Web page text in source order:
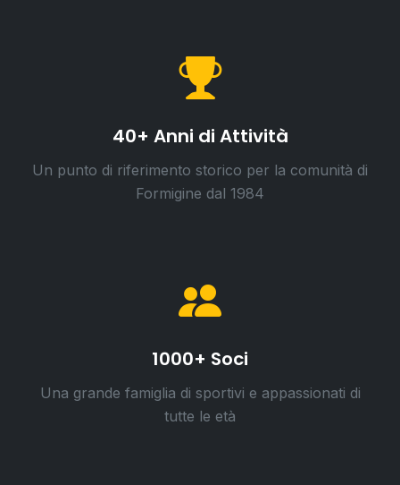
40+ Anni di Attività
Un punto di riferimento storico per la comunità di
Formigine dal 1984
1000+ Soci
Una grande famiglia di sportivi e appassionati di
tutte le età